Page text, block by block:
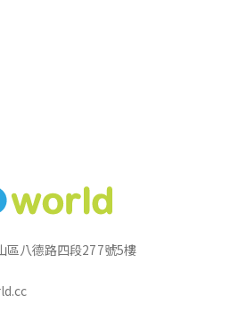
區八德路四段277號5樓